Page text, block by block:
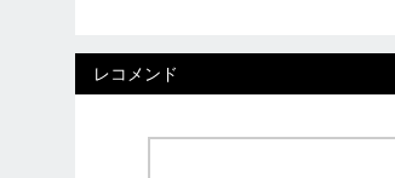
レコメンド